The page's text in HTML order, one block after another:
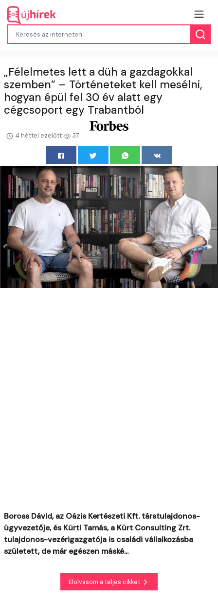
„Félelmetes lett a düh a gazdagokkal
szemben” – Történeteket kell mesélni,
hogyan épül fel 30 év alatt egy
cégcsoport egy Trabantból
4 héttel ezelőtt 37
Boross Dávid, az Oázis Kertészeti Kft. társtulajdonos-
ügyvezetője, és Kürti Tamás, a Kürt Consulting Zrt.
tulajdonos-vezérigazgatója is családi vállalkozásba
született, de már egészen máské...
Elolvasom a teljes cikket